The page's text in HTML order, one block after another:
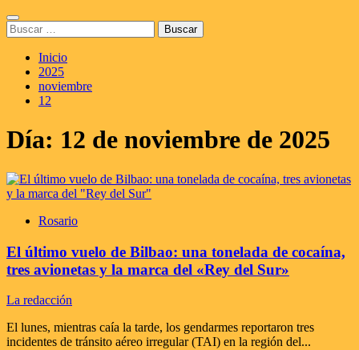
Saltar
al
contenido
Menú
principal
Buscar:
Inicio
2025
noviembre
12
Día: 12 de noviembre de 2025
Rosario
El último vuelo de Bilbao: una tonelada de cocaína,
tres avionetas y la marca del «Rey del Sur»
La redacción
El lunes, mientras caía la tarde, los gendarmes reportaron tres
incidentes de tránsito aéreo irregular (TAI) en la región del...